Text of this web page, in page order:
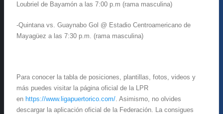
Loubriel de Bayamón a las 7:00 p.m (rama masculina)
-Quintana vs. Guaynabo Gol @ Estadio Centroamericano de
Mayagüez a las 7:30 p.m. (rama masculina)
Para conocer la tabla de posiciones, plantillas, fotos, videos y
más puedes visitar la página oficial de la LPR
en https://www.ligapuertorico.com/ . Asimismo, no olvides
descargar la aplicación oficial de la Federación. La consigues